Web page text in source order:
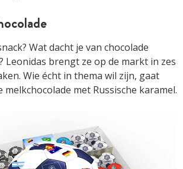
Wat dacht je van chocolade
Leonidas brengt ze op de markt in zes
Wie écht in thema wil zijn, gaat
met Russische karamel.